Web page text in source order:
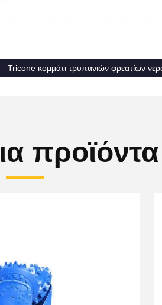
Tricone κομμάτι τρυπανιών φρεατίων
προϊόντα